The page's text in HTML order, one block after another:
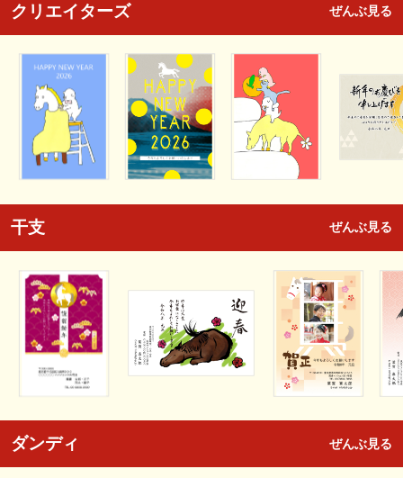
クリエイターズ ぜんぶ見る
干支 ぜんぶ見る
ダンディ ぜんぶ見る